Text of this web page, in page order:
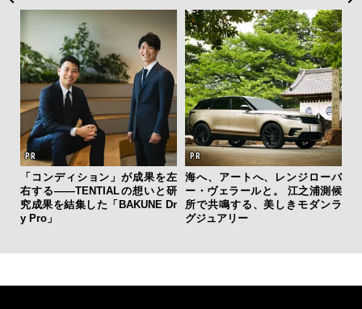
「コンディション」が成果を左
右する——TENTIALの想いと研
究成果を結集した「BAKUNE Dr
y Pro」
海へ、アートへ、レンジローバ
ー・ヴェラールと。 江之浦測候
所で共鳴する、美しきモダンラ
グジュアリー